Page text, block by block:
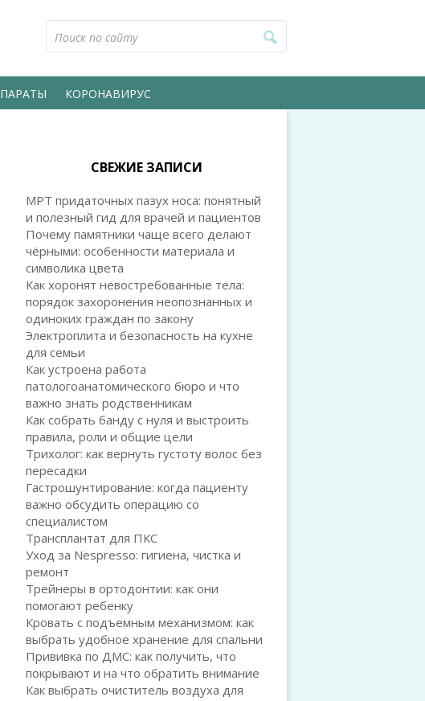
КОРОНАВИРУС
СВЕЖИЕ ЗАПИСИ
МРТ придаточных пазух носа: понятный
и полезный гид для врачей и пациентов
Почему памятники чаще всего делают
чёрными: особенности материала и
символика цвета
Как хоронят невостребованные тела:
порядок захоронения неопознанных и
одиноких граждан по закону
Электроплита и безопасность на кухне
для семьи
Как устроена работа
патологоанатомического бюро и что
важно знать родственникам
Как собрать банду с нуля и выстроить
правила, роли и общие цели
Трихолог: как вернуть густоту волос без
пересадки
Гастрошунтирование: когда пациенту
важно обсудить операцию со
специалистом
Трансплантат для ПКС
Уход за Nespresso: гигиена, чистка и
ремонт
Трейнеры в ортодонтии: как они
помогают ребенку
Кровать с подъемным механизмом: как
выбрать удобное хранение для спальни
Прививка по ДМС: как получить, что
покрывают и на что обратить внимание
Как выбрать очиститель воздуха для